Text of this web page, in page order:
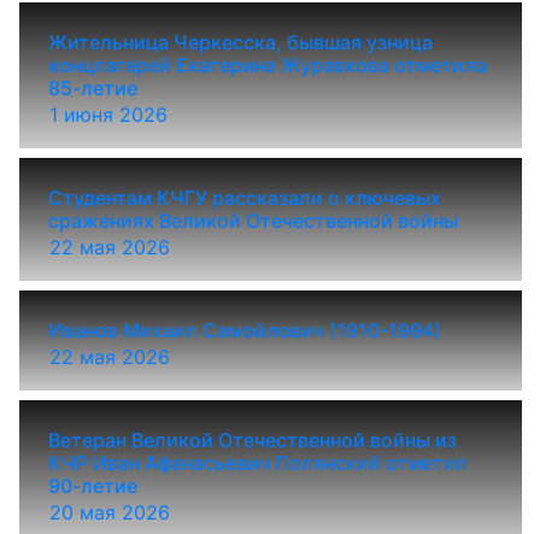
1 июня 2026
Жительница Черкесска, бывшая узница
концлагерей Екатерина Журавкова отметила
85-летие
22 мая 2026
Студентам КЧГУ рассказали о ключевых
сражениях Великой Отечественной войны
22 мая 2026
Иванов Михаил Самойлович (1910-1994)
20 мая 2026
Ветеран Великой Отечественной войны из
КЧР Иван Афанасьевич Полянский отметил
90-летие